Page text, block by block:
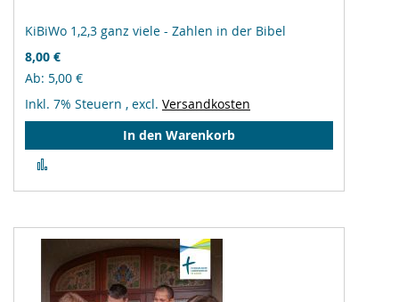
KiBiWo 1,2,3 ganz viele - Zahlen in der Bibel
8,00 €
Ab 5,00 €
Inkl. 7% Steuern , excl. Versandkosten
In den Warenkorb
hinzufügen